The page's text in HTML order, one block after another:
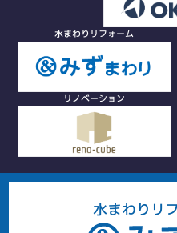
水まわりリフォーム
リノベーション
水まわりリ